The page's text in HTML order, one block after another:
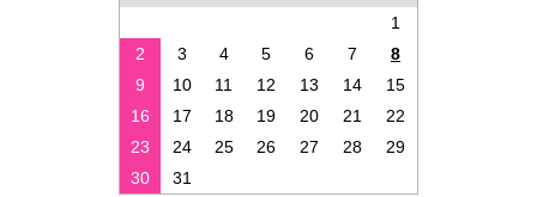
1
2
3 4 5 6 7
8
9
10 11 12 13 14
15
16
17 18 19 20 21
22
23
24 25 26 27 28
29
30
31